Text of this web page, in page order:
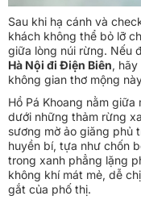
Sau khi hạ cánh và
khách không thể bỏ lỡ
giữa lòng núi rừng. Nếu
Hà Nội đi Điện Biên,
không gian thơ mộng
Hồ Pá Khoang nằm
dưới những thảm rừng
sương mờ ảo giăng phủ
huyền bí, tựa như chốn
trong xanh phẳng lặng
không khí mát mẻ, dễ
gắt của phố thị.